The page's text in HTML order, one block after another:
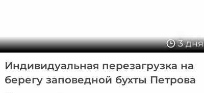
3 дня
Индивидуальная перезагрузка на
берегу заповедной бухты Петрова